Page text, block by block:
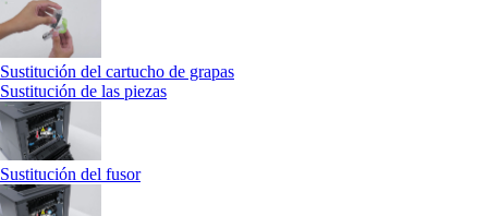
Sustitución del cartucho de grapas
Sustitución de las piezas
Sustitución del fusor